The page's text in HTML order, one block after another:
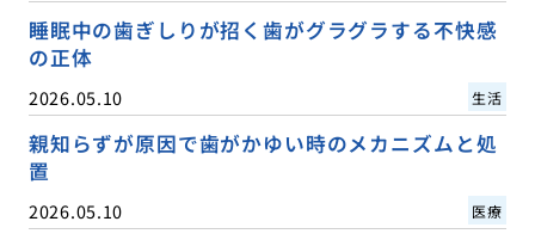
睡眠中の歯ぎしりが招く歯がグラグラする不快感
の正体
2026.05.10 生活
親知らずが原因で歯がかゆい時のメカニズムと処
置
2026.05.10 医療